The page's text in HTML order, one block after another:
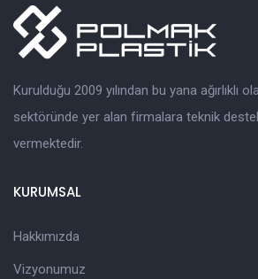
Kurulduğu 2009 yılından bu yana ağırlıklı
sektöründe yer alan firmalara teknik
vermektedir.
KURUMSAL
Hakkımızda
Vizyonumuz